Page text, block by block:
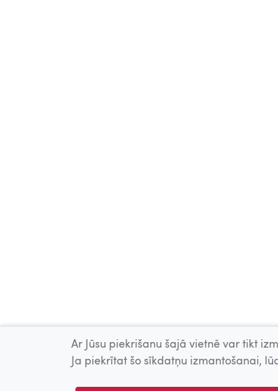
Ar Jūsu piekrišanu šajā vietnē var tikt
Ja piekrītat šo sīkdatņu izmantošanai,